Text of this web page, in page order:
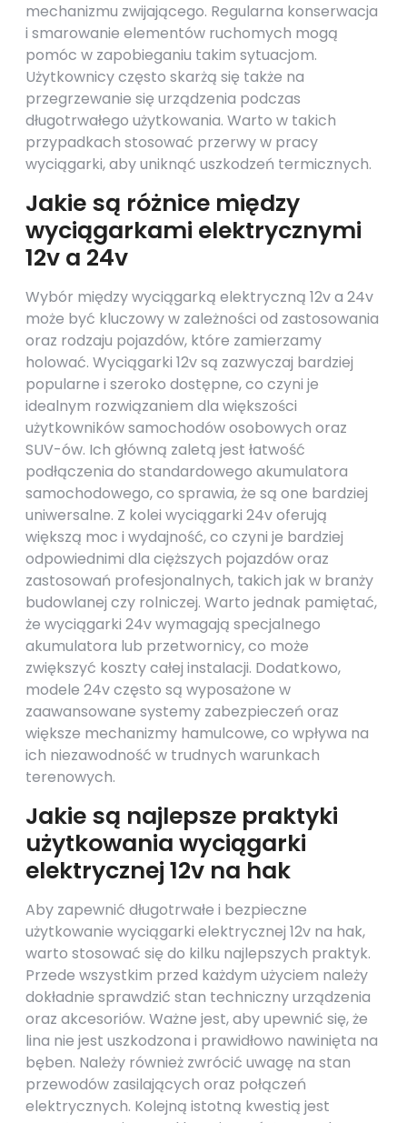
mechanizmu zwijającego. Regularna konserwacja
i smarowanie elementów ruchomych mogą
pomóc w zapobieganiu takim sytuacjom.
Użytkownicy często skarżą się także na
przegrzewanie się urządzenia podczas
długotrwałego użytkowania. Warto w takich
przypadkach stosować przerwy w pracy
wyciągarki, aby uniknąć uszkodzeń termicznych.
Jakie są różnice między
wyciągarkami elektrycznymi
12v a 24v
Wybór między wyciągarką elektryczną 12v a 24v
może być kluczowy w zależności od zastosowania
oraz rodzaju pojazdów, które zamierzamy
holować. Wyciągarki 12v są zazwyczaj bardziej
popularne i szeroko dostępne, co czyni je
idealnym rozwiązaniem dla większości
użytkowników samochodów osobowych oraz
SUV-ów. Ich główną zaletą jest łatwość
podłączenia do standardowego akumulatora
samochodowego, co sprawia, że są one bardziej
uniwersalne. Z kolei wyciągarki 24v oferują
większą moc i wydajność, co czyni je bardziej
odpowiednimi dla cięższych pojazdów oraz
zastosowań profesjonalnych, takich jak w branży
budowlanej czy rolniczej. Warto jednak pamiętać,
że wyciągarki 24v wymagają specjalnego
akumulatora lub przetwornicy, co może
zwiększyć koszty całej instalacji. Dodatkowo,
modele 24v często są wyposażone w
zaawansowane systemy zabezpieczeń oraz
większe mechanizmy hamulcowe, co wpływa na
ich niezawodność w trudnych warunkach
terenowych.
Jakie są najlepsze praktyki
użytkowania wyciągarki
elektrycznej 12v na hak
Aby zapewnić długotrwałe i bezpieczne
użytkowanie wyciągarki elektrycznej 12v na hak,
warto stosować się do kilku najlepszych praktyk.
Przede wszystkim przed każdym użyciem należy
dokładnie sprawdzić stan techniczny urządzenia
oraz akcesoriów. Ważne jest, aby upewnić się, że
lina nie jest uszkodzona i prawidłowo nawinięta na
bęben. Należy również zwrócić uwagę na stan
przewodów zasilających oraz połączeń
elektrycznych. Kolejną istotną kwestią jest